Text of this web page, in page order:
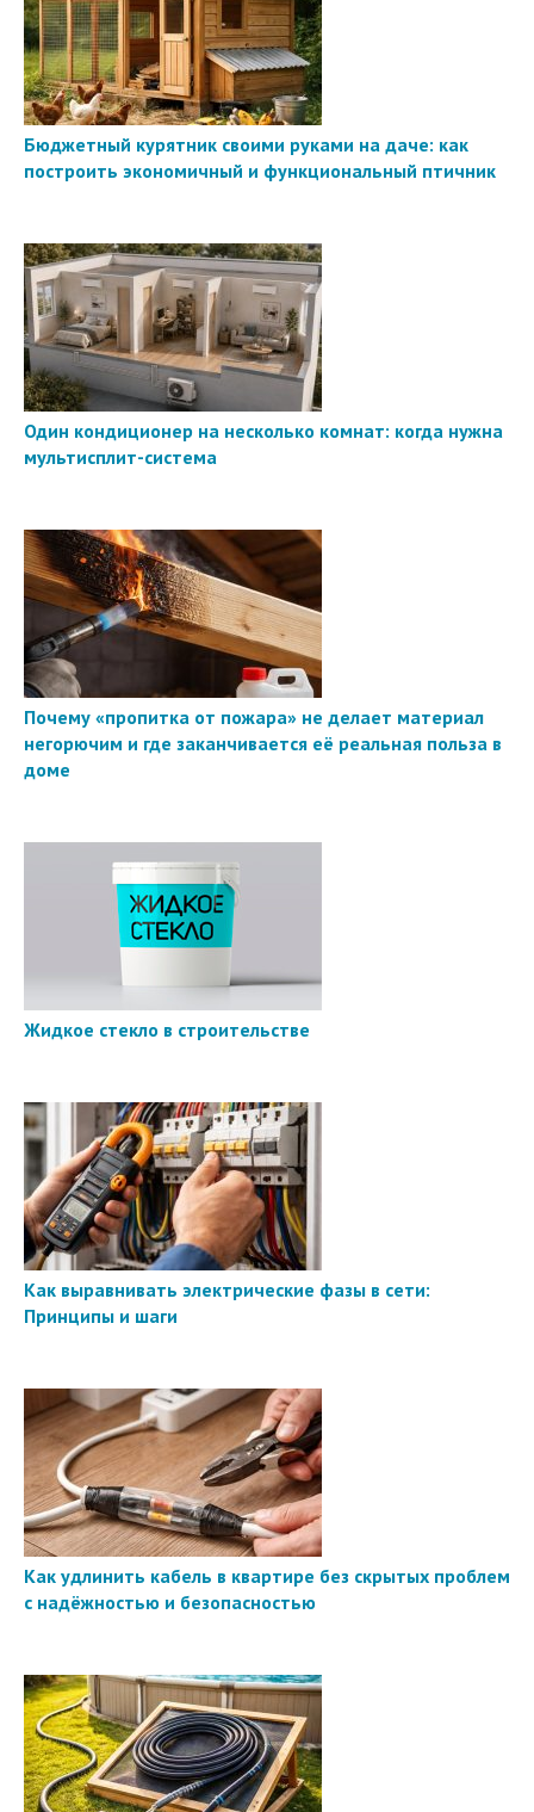
Бюджетный курятник своими руками на даче: как
построить экономичный и функциональный птичник
Один кондиционер на несколько комнат: когда нужна
мультисплит-система
Почему «пропитка от пожара» не делает материал
негорючим и где заканчивается её реальная польза в
доме
Жидкое стекло в строительстве
Как выравнивать электрические фазы в сети:
Принципы и шаги
Как удлинить кабель в квартире без скрытых проблем
с надёжностью и безопасностью